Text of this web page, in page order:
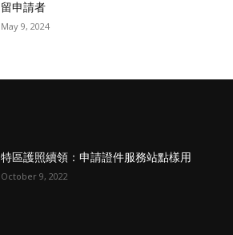
留申請者
May 9, 2024
特區護照續領：申請證件服務站點樣用
October 9, 2022